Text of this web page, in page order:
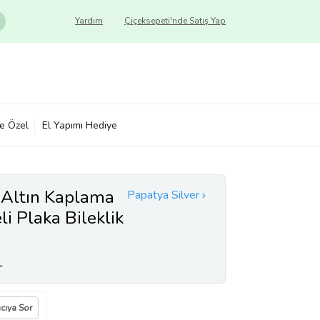
Çiçeksepeti'nde Satış Yap
Yardım
Özel El Yapımı Hediye
Papatya Silver
Kaplama
Plaka Bileklik
Sor